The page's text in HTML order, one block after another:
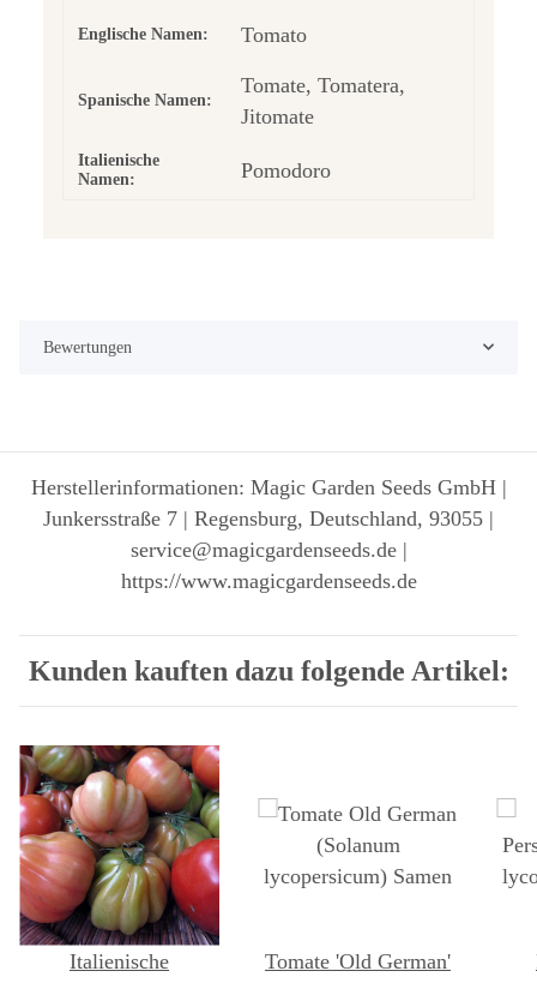
Englische Namen: Tomato
Spanische Namen:
Tomate, Tomatera,
Jitomate
Italienische
Namen:
Pomodoro
Bewertungen
Herstellerinformationen: Magic Garden Seeds GmbH |
Junkersstraße 7 | Regensburg, Deutschland, 93055 |
service@magicgardenseeds.de |
https://www.magicgardenseeds.de
Kunden kauften dazu folgende Artikel:
Italienische
Tomate 'Old German'